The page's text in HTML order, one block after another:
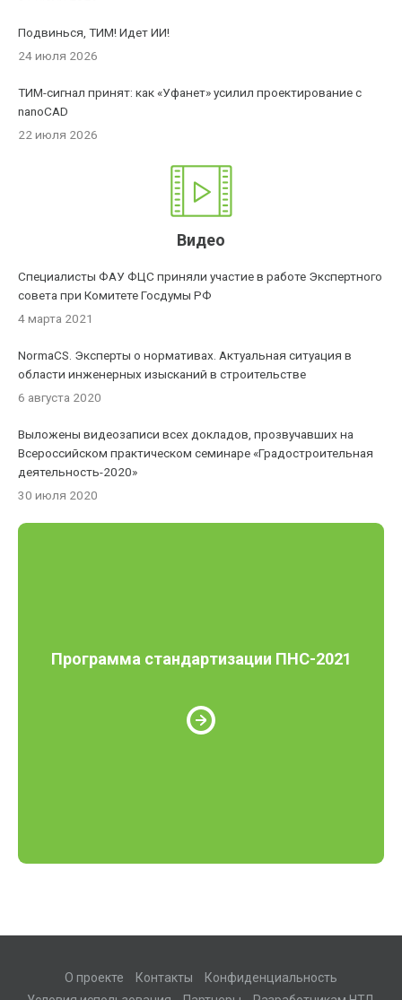
Подвинься, ТИМ! Идет ИИ!
24 июля 2026
ТИМ-сигнал принят: как «Уфанет» усилил проектирование с
nanoCAD
22 июля 2026
Видео
Специалисты ФАУ ФЦС приняли участие в работе Экспертного
совета при Комитете Госдумы РФ
4 марта 2021
NormaCS. Эксперты о нормативах. Актуальная ситуация в
области инженерных изысканий в строительстве
6 августа 2020
Выложены видеозаписи всех докладов, прозвучавших на
Всероссийском практическом семинаре «Градостроительная
деятельность-2020»
30 июля 2020
Программа стандартизации ПНС-2021
О проекте Контакты
Конфиденциальность